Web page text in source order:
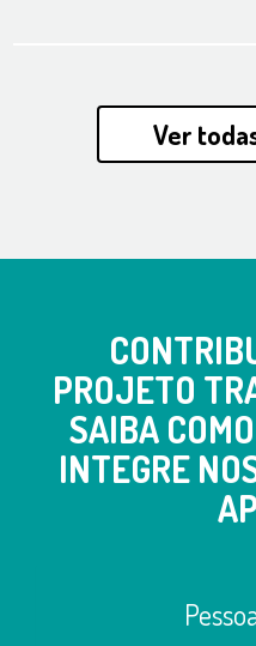
Ver
PROJETO
SAIBA
INTEGRE